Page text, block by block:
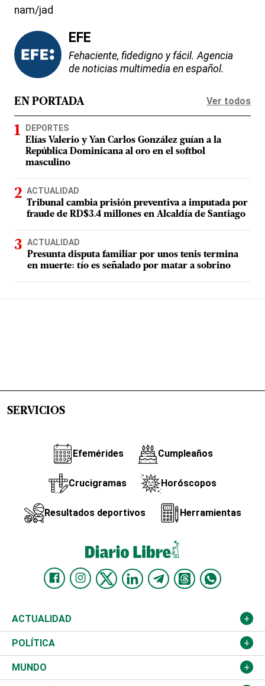
nam/jad
EFE
Fehaciente, fidedigno y fácil. Agencia
de noticias multimedia en español.
EN PORTADA Ver todos
DEPORTES
Elías Valerio y Yan Carlos González guían a la
República Dominicana al oro en el softbol
masculino
ACTUALIDAD
Tribunal cambia prisión preventiva a imputada por
fraude de RD$3.4 millones en Alcaldía de Santiago
ACTUALIDAD
Presunta disputa familiar por unos tenis termina
en muerte: tío es señalado por matar a sobrino
SERVICIOS
Efemérides Cumpleaños
Crucigramas Horóscopos
Resultados deportivos Herramientas
ACTUALIDAD
Nacional
Ciudad
POLÍTICA
Partidos
MUNDO